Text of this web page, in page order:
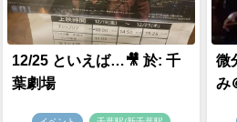
12/25 といえば…🎥 於: 千
葉劇場
微
み